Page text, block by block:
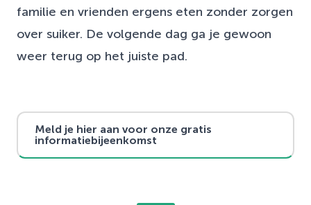
familie en vrienden ergens eten zonder zorgen
over suiker. De volgende dag ga je gewoon
weer terug op het juiste pad.
Meld je hier aan voor onze gratis
informatiebijeenkomst